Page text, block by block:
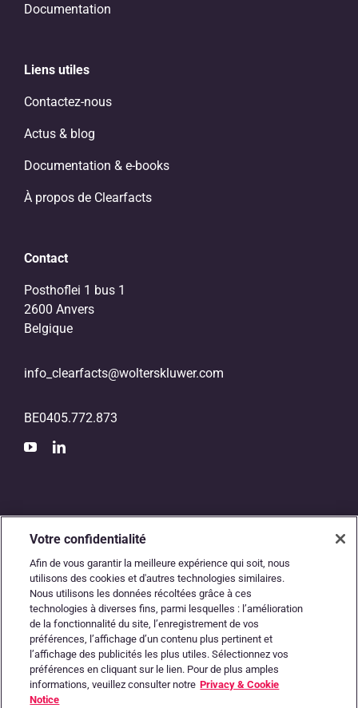
Documentation
Liens utiles
Contactez-nous
Actus & blog
Documentation & e-books
À propos de Clearfacts
Contact
Posthoflei 1 bus 1
2600 Anvers
Belgique
info_clearfacts@wolterskluwer.com
BE0405.772.873
L’autoroute numérique
entre les comptables
et les entrepreneurs
Votre confidentialité
Afin de vous garantir la meilleure expérience qui soit, nous
utilisons des cookies et d'autres technologies similaires.
Nous utilisons les données récoltées grâce à ces
technologies à diverses fins, parmi lesquelles : l’amélioration
de la fonctionnalité du site, l’enregistrement de vos
préférences, l’affichage d’un contenu plus pertinent et
l’affichage des publicités les plus utiles. Sélectionnez vos
préférences en cliquant sur le lien. Pour de plus amples
informations, veuillez consulter notre Privacy & Cookie
Notice